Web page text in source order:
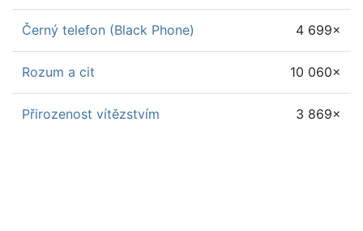
Černý telefon (Black Phone) 4 699×
Rozum a cit 10 060×
Přirozenost vítězstvím 3 869×